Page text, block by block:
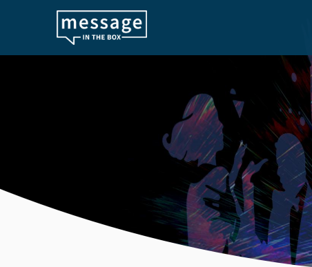
Skip to main content